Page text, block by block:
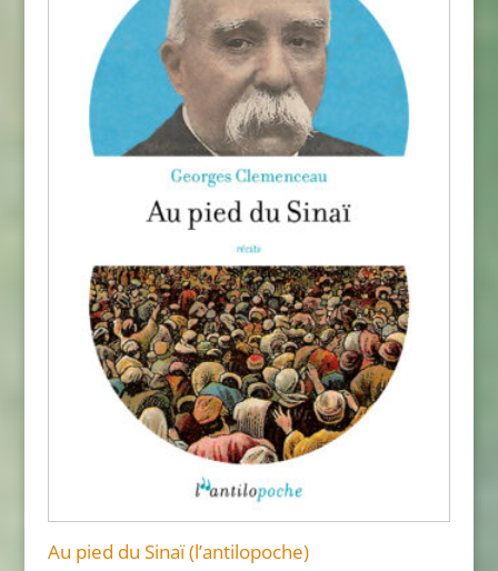
Au pied du Sinaï (l’antilopoche)